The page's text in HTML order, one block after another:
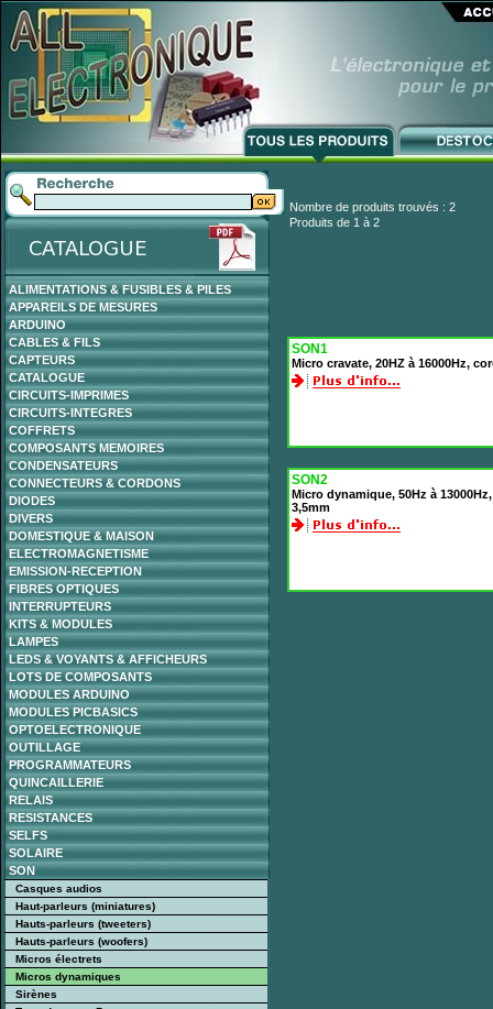
ALIMENTATIONS & FUSIBLES & PILES
APPAREILS DE MESURES
ARDUINO
CABLES & FILS
CAPTEURS
CATALOGUE
CIRCUITS-IMPRIMES
CIRCUITS-INTEGRES
COFFRETS
COMPOSANTS MEMOIRES
CONDENSATEURS
CONNECTEURS & CORDONS
DIODES
DIVERS
DOMESTIQUE & MAISON
ELECTROMAGNETISME
EMISSION-RECEPTION
FIBRES OPTIQUES
INTERRUPTEURS
KITS & MODULES
LAMPES
LEDS & VOYANTS & AFFICHEURS
LOTS DE COMPOSANTS
MODULES ARDUINO
MODULES PICBASICS
OPTOELECTRONIQUE
OUTILLAGE
PROGRAMMATEURS
QUINCAILLERIE
RELAIS
RESISTANCES
SELFS
SOLAIRE
SON
Casques audios
Haut-parleurs (miniatures)
Hauts-parleurs (tweeters)
Hauts-parleurs (woofers)
Micros électrets
Micros dynamiques
Sirènes
Nombre de produits trouvés : 2
Produits de 1 à 2
SON1
Micro cravate, 20HZ à 16000Hz,
SON2
Micro dynamique, 50Hz à
3,5mm